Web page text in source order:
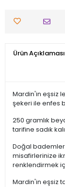
Ürün Açıklaması
Mardin'in eşsiz
şekeri ile enfes
250 gramlık
tarifine sadık
Doğal
misafirlerinize
renklendirmek
Mardin'in eşsiz